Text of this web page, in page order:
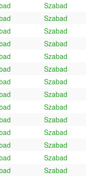
Szabad
Szabad
Szabad
Szabad
Szabad
Szabad
Szabad
Szabad
Szabad
Szabad
Szabad
Szabad
Szabad
Szabad